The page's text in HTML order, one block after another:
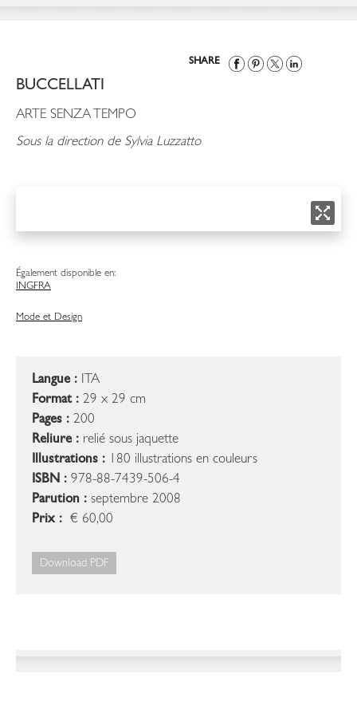
SHARE
BUCCELLATI
ARTE SENZA TEMPO
Sous la direction de Sylvia Luzzatto
Également disponible en:
INGFRA
Mode et Design
Langue : ITA
Format : 29 x 29 cm
Pages : 200
Reliure : relié sous jaquette
Illustrations : 180 illustrations en couleurs
ISBN : 978-88-7439-506-4
Parution : septembre 2008
Prix : € 60,00
Download PDF